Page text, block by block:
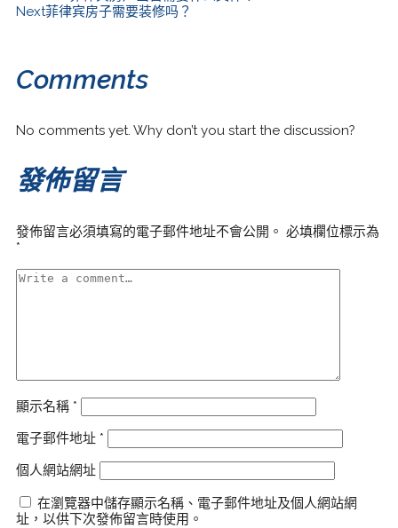
Next菲律宾房子需要装修吗？
Comments
No comments yet. Why don’t you start the discussion?
發佈留言
發佈留言必須填寫的電子郵件地址不會公開。 必填欄位標示為
*
顯示名稱 *
電子郵件地址 *
個人網站網址
在瀏覽器中儲存顯示名稱、電子郵件地址及個人網站網
址，以供下次發佈留言時使用。